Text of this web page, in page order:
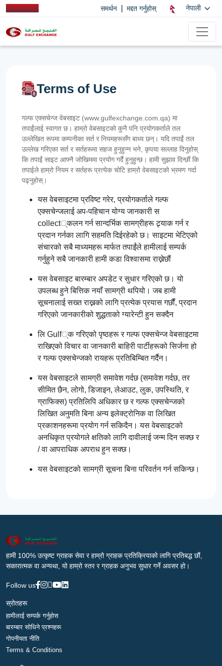
समर्थन मद्दत गर्नुहोस् नेपाली
Terms of Use
गल्फ एक्सचेन्ज वेबसाइट (www.gulfexchange.com.qa) मा
तपाईंलाई स्वागत छ। हाम्रो वेबसाइटको कुनै पनि प्रयोगकर्ताले तल
उल्लेखित रूपमा कम्पनीका सर्त र नियमहरूसँग बाध्य छन्। यदि तपाईं तल
उल्लेख गरिएका सर्त र सर्तहरूमा सहज हुनुहुन्न भने, कृपया सल्लाह दिनुहोस्
कि तपाईं साइट आफ्नै जोखिममा प्रयोग गर्दै हुनुहुन्छ। हामी सुझाव दिन्छौं कि
तपाईले हाम्रो नियम र सर्तहरू प्रत्येक चोटि हाम्रो वेबसाइटको भ्रमण गर्दा
पढ्नुहोस्।
यस वेबसाइटमा प्रविष्ट गरेर, प्रयोगकर्ताले गल्फ
एक्सचेन्जलाई अप-पहिचान योग्य जानकारी स
collect्कलन गर्न सान्दर्भिक सामग्रीहरू ट्र्याक गर्न र
प्रदान गर्नका लागि सहमति दिईरहेको छ। साइटमा भेटिएको
संचारको सबै माध्यमहरू मार्फत तपाईंले हामीलाई सम्पर्क
गर्नुहुने सबै जानकारी हामी कडा विश्वासमा राख्नेछौं
यस वेबसाइट बारम्बार अपडेट र सुधार गरिएको छ। यो
उपलब्ध हुने बित्तिक नयाँ सामग्री थपियो। जब हामी
सूचनालाई सख्त राख्नको लागि प्रत्येक प्रयास गर्छौं, प्रदान
गरिएको जानकारीको शुद्धताको ग्यारेन्टी हुन सक्दैन
लि Gulf्क गरिएको पृष्ठहरू र गल्फ एक्सचेन्ज वेबसाइटमा
राखिएको विचार वा जानकारी बाहिरी पार्टीहरूको सिर्जना हो
र गल्फ एक्सचेन्जको रायहरू प्रतिबिम्बित गर्दैन।
यस वेबसाइटले सामग्री समावेश गर्दछ (समावेश गर्दछ, तर
सीमित छैन, लोगो, डिजाइन, लेआउट, लुक, उपस्थिति, र
ग्राफिक्स) प्रतिलिपि अधिकार छ र गल्फ एक्सचेन्जको
लिखित अनुमति बिना अन्य इलेक्ट्रोनिक वा लिखित
प्रकाशनहरूमा प्रयोग गर्न सकिदैन। यस वेबसाइटको
अनधिकृत प्रयोगले क्षतिको लागि दावीलाई जन्म दिन सक्छ र
/ वा आपराधिक अपराध हुन सक्छ।
यस वेबसाइटको सामग्री सूचना बिना परिवर्तन गर्न सकिन्छ।
हामी 100% उत्कृष्ट ग्राहक सेवा र हाम्रो ग्राहक प्रतिक्रियाको लागि प्रतिबद्ध छौं,
सकारात्मक वा अन्यथा, यो हाम्रो स्तर र ग्राहक अनुभव सुधार गर्ने अवसर हो।
Follow us
स्रोतहरू
हामीलाई सम्पर्क गर्नुहोस
बारम्बार सोधिने प्रश्नहरू
गोपनीयता नीति
Terms & Conditions